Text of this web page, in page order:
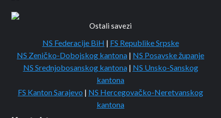
Ostali savezi
NS Federacije BiH | FS Republike Srpske
NS Zeničko-Dobojskog kantona | NS Posavske županje
NS Srednjobosanskog kantona | NS Unsko-Sanskog
kantona
FS Kanton Sarajevo | NS Hercegovačko-Neretvanskog
kantona